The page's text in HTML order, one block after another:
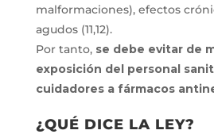
malformaciones), efectos
agudos (11,12).
Por tanto, se debe evitar de
exposición del personal
cuidadores a fármacos
¿QUÉ DICE LA LEY?